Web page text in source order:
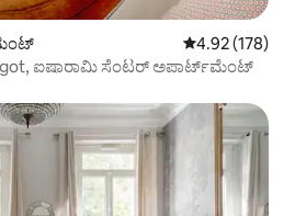
5 ರಲ್ಲಿ 4.92
4.92 (178)
ಐಷಾರಾಮಿ ಸೆಂಟರ್ ಅಪಾರ್ಟ್‌ಮೆಂಟ್